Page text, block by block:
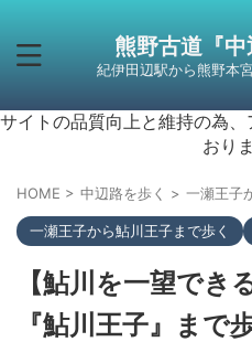
熊野古道『中
紀伊田辺駅から熊野本
サイトの品質向上と維持の為
おり
HOME > 中辺路を歩く > 一瀬王子
一瀬王子から鮎川王子まで歩く
【鮎川を一望でき
『鮎川王子』まで